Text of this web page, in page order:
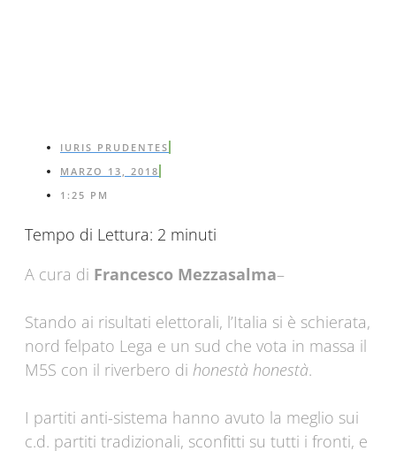
IURIS PRUDENTES
MARZO 13, 2018
1:25 PM
Tempo di Lettura: 2 minuti
A cura di Francesco Mezzasalma–
Stando ai risultati elettorali, l’Italia si è schierata,
nord felpato Lega e un sud che vota in massa il
M5S con il riverbero di honestà honestà.
I partiti anti-sistema hanno avuto la meglio sui
c.d. partiti tradizionali, sconfitti su tutti i fronti, e